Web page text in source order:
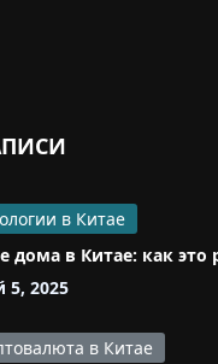
в Китае
дома в Китае: как это
2025
в Китае